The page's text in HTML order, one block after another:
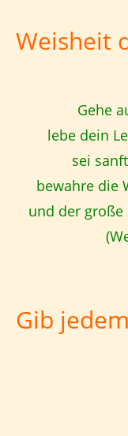
Weisheit
Gehe
lebe dein
sei
bewahre die
und der
Gib